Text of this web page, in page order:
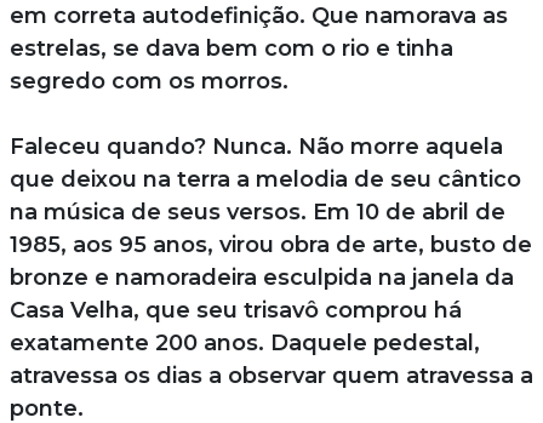
em correta autodefinição. Que namorava as
estrelas, se dava bem com o rio e tinha
segredo com os morros.
Faleceu quando? Nunca. Não morre aquela
que deixou na terra a melodia de seu cântico
na música de seus versos. Em 10 de abril de
1985, aos 95 anos, virou obra de arte, busto de
bronze e namoradeira esculpida na janela da
Casa Velha, que seu trisavô comprou há
exatamente 200 anos. Daquele pedestal,
atravessa os dias a observar quem atravessa a
ponte.